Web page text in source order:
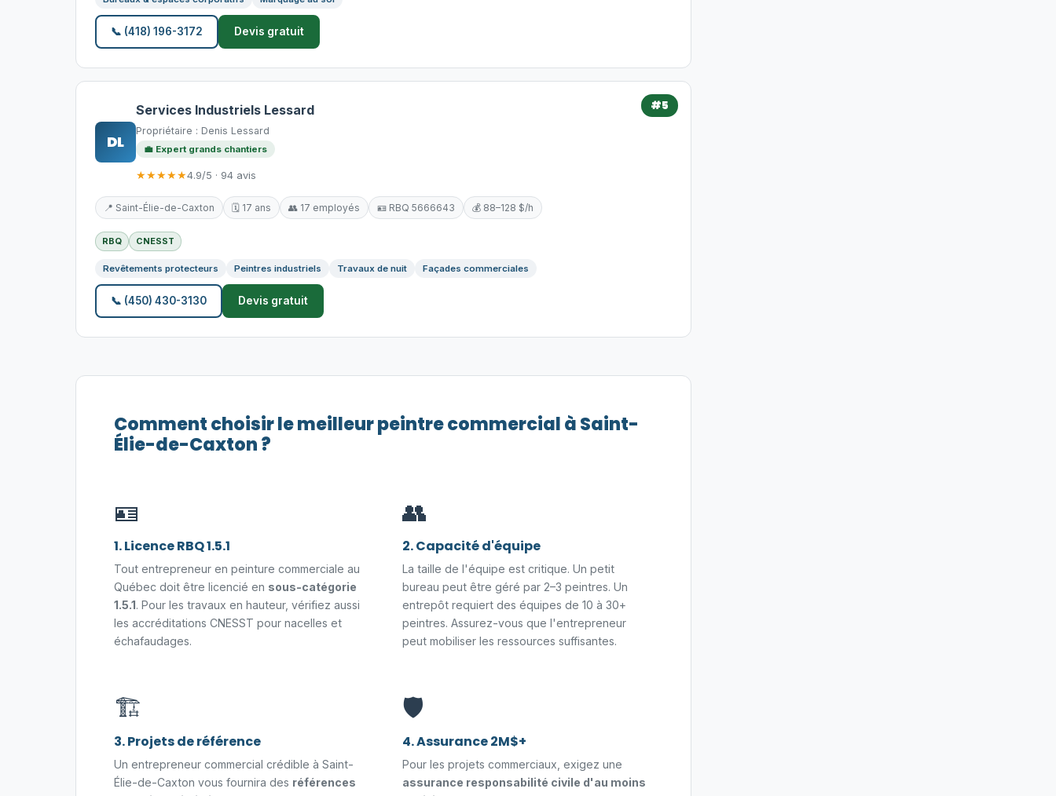
📞 (418) 196-3172 Devis gratuit
#5
DL
Services Industriels Lessard
Propriétaire : Denis Lessard
💼 Expert grands chantiers
★★★★★4.9/5 · 94 avis
📍 Saint-Élie-de-Caxton 🗓️ 17 ans 👥 17 employés 🪪 RBQ 5666643 💰 88–128 $/h
RBQ CNESST
Revêtements protecteurs Peintres industriels Travaux de nuit Façades commerciales
📞 (450) 430-3130 Devis gratuit
Comment choisir le meilleur peintre commercial à Saint-
Élie-de-Caxton ?
🪪
1. Licence RBQ 1.5.1
Tout entrepreneur en peinture commerciale au
Québec doit être licencié en sous-catégorie
1.5.1. Pour les travaux en hauteur, vérifiez aussi
les accréditations CNESST pour nacelles et
échafaudages.
👥
2. Capacité d'équipe
La taille de l'équipe est critique. Un petit
bureau peut être géré par 2–3 peintres. Un
entrepôt requiert des équipes de 10 à 30+
peintres. Assurez-vous que l'entrepreneur
peut mobiliser les ressources suffisantes.
🏗️
3. Projets de référence
Un entrepreneur commercial crédible à Saint-
Élie-de-Caxton vous fournira des références
🛡️
4. Assurance 2M$+
Pour les projets commerciaux, exigez une
assurance responsabilité civile d'au moins